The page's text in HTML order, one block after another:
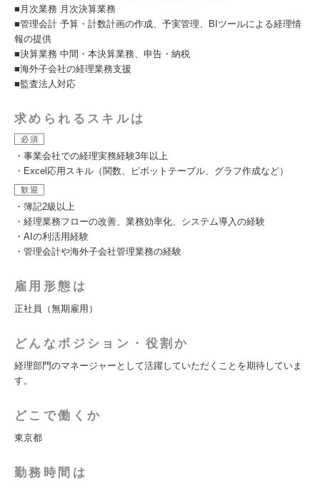
■月次業務 月次決算業務
■管理会計 予算・計数計画の作成、予実管理、BIツールによる経理情
報の提供
■決算業務 中間・本決算業務、申告・納税
■海外子会社の経理業務支援
■監査法人対応
求められるスキルは
必須
・事業会社での経理実務経験3年以上
・Excel応用スキル（関数、ピボットテーブル、グラフ作成など）
歓迎
・簿記2級以上
・経理業務フローの改善、業務効率化、システム導入の経験
・AIの利活用経験
・管理会計や海外子会社管理業務の経験
雇用形態は
正社員（無期雇用）
どんなポジション・役割か
経理部門のマネージャーとして活躍していただくことを期待していま
す。
どこで働くか
東京都
勤務時間は